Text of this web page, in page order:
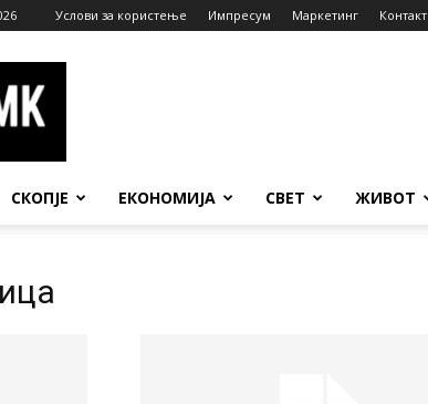
Услови за користење Импресум Маркетинг Контакт
СКОПЈЕ ЕКОНОМИЈА СВЕТ ЖИВОТ